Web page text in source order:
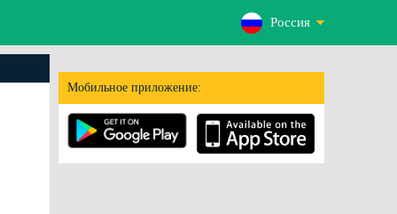
Россия
Мобильное приложение: